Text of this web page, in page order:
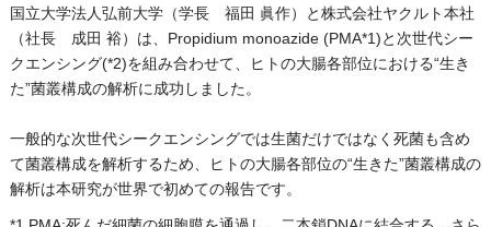
国立大学法人弘前大学（学長 福田 眞作）と株式会社ヤクルト本社
（社長 成田 裕）は、Propidium monoazide (PMA*1)と次世代シー
クエンシング(*2)を組み合わせて、ヒトの大腸各部位における“生き
た”菌叢構成の解析に成功しました。
一般的な次世代シークエンシングでは生菌だけではなく死菌も含め
て菌叢構成を解析するため、ヒトの大腸各部位の“生きた”菌叢構成の
解析は本研究が世界で初めての報告です。